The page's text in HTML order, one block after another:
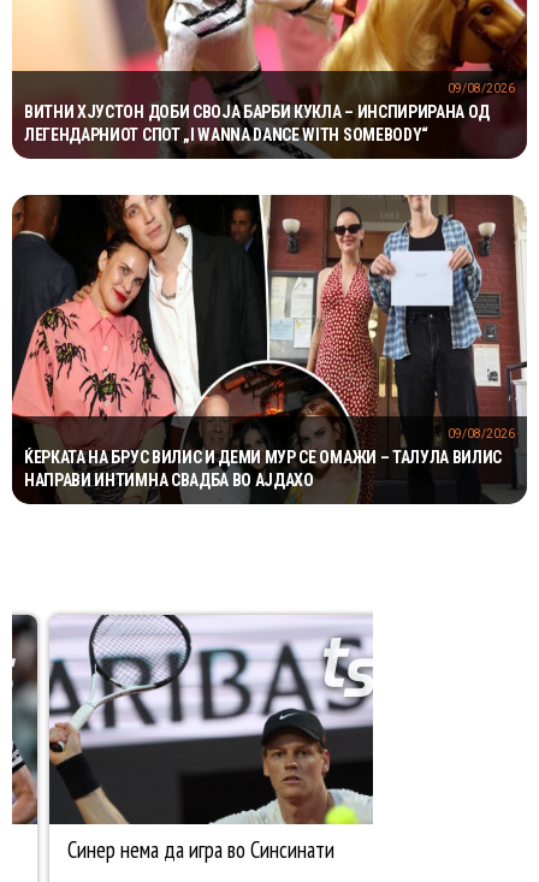
ВИТНИ ХЈУСТОН ДОБИ СВОЈА БАРБИ КУКЛА – ИНСПИРИРАНА ОД
ЛЕГЕНДАРНИОТ СПОТ „I WANNA DANCE WITH SOMEBODY“
09/08/2026
ЌЕРКАТА НА БРУС ВИЛИС И ДЕМИ МУР СЕ ОМАЖИ – ТАЛУЛА ВИЛИС
НАПРАВИ ИНТИМНА СВАДБА ВО АЈДАХО
09/08/2026